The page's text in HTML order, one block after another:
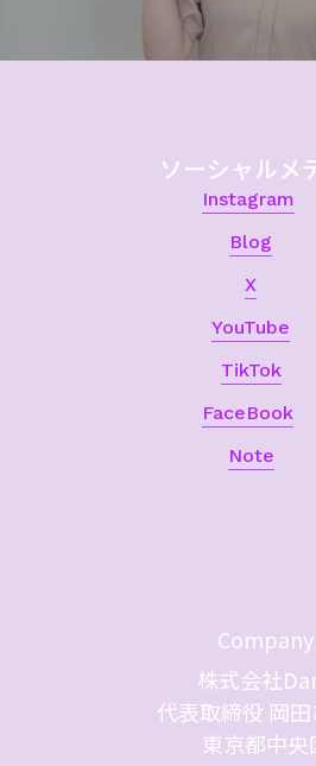
ソーシャルメ
Instagram
Blog
X
YouTube
TikTok
FaceBook
Note
Company
株式会社
代表取締役 岡
東京都中央